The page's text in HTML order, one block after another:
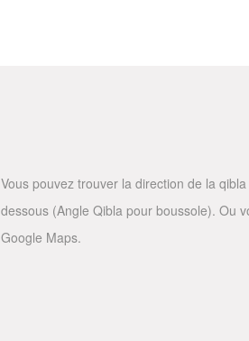
Vous pouvez trouver la direction de la
dessous (Angle Qibla pour boussole). Ou
Google Maps.